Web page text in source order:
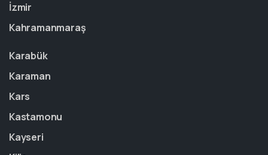
İzmir
Kahramanmaraş
Karabük
Karaman
Kars
Kastamonu
Kayseri